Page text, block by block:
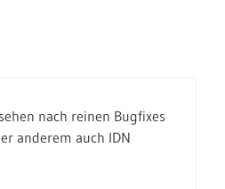
nach reinen Bugfixes
anderem auch IDN